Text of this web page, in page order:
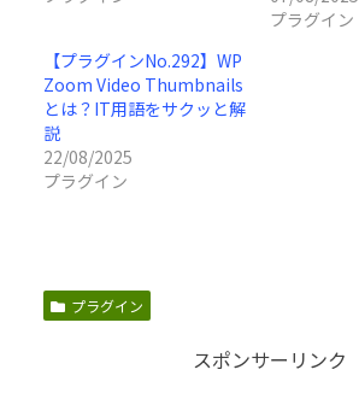
プラグイン
【プラグインNo.292】WP
Zoom Video Thumbnails
とは？IT用語をサクッと解
説
22/08/2025
プラグイン
プラグイン
スポンサーリンク